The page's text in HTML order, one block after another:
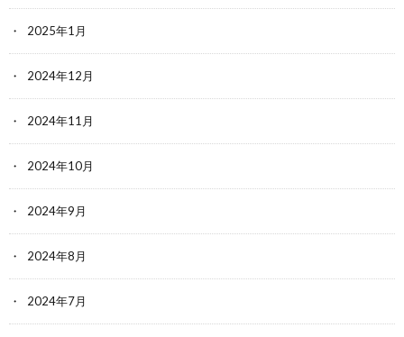
2025年1月
2024年12月
2024年11月
2024年10月
2024年9月
2024年8月
2024年7月